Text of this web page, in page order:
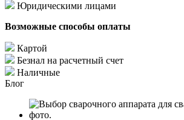
Юридическими лицами
Возможные способы оплаты
Картой
Безнал на расчетный счет
Наличные
Блог